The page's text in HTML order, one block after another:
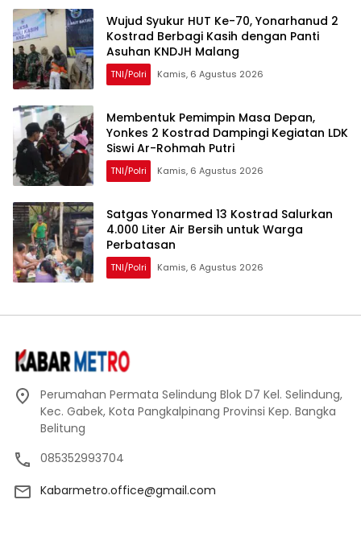
Wujud Syukur HUT Ke-70, Yonarhanud 2
Kostrad Berbagi Kasih dengan Panti
Asuhan KNDJH Malang
TNI/Polri Kamis, 6 Agustus 2026
Membentuk Pemimpin Masa Depan,
Yonkes 2 Kostrad Dampingi Kegiatan LDK
Siswi Ar-Rohmah Putri
TNI/Polri Kamis, 6 Agustus 2026
Satgas Yonarmed 13 Kostrad Salurkan
4.000 Liter Air Bersih untuk Warga
Perbatasan
TNI/Polri Kamis, 6 Agustus 2026
Perumahan Permata Selindung Blok D7 Kel. Selindung,
Kec. Gabek, Kota Pangkalpinang Provinsi Kep. Bangka
Belitung
085352993704
Kabarmetro.office@gmail.com